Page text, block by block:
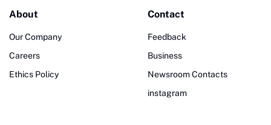
About
Our Company
Careers
Ethics Policy
Contact
Feedback
Business
Newsroom Contacts
instagram